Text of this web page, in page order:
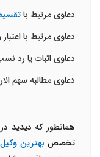
دعاوی مرتبط با
دعاوی مرتبط با
دعاوی اثبات یا رد
دعاوی مطالبه سهم
همانطور که دیدید
تخصص بهترین